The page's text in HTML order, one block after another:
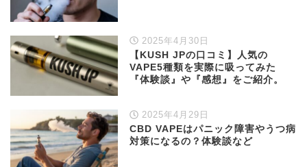
2025年4月30日
【KUSH JPの口コミ】人気の
VAPE5種類を実際に吸ってみた
『体験談』や『感想』をご紹介。
2025年4月29日
CBD VAPEはパニック障害やうつ病
対策になるの？体験談など